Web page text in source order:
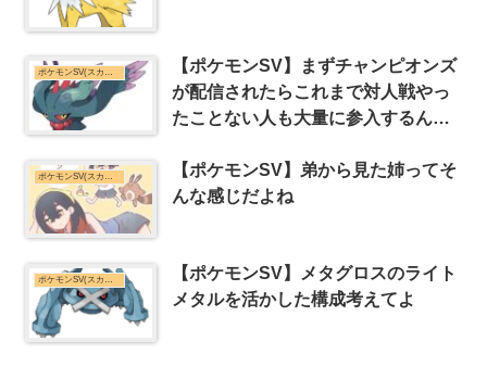
ポケモンSV(スカーレット・バイオレット)まとめ
【ポケモンSV】まずチャンピオンズ
が配信されたらこれまで対人戦やっ
たことない人も大量に参入するんだ
【ポケモンSV】弟から見た姉ってそ
んな感じだよね
【ポケモンSV】メタグロスのライト
メタルを活かした構成考えてよ